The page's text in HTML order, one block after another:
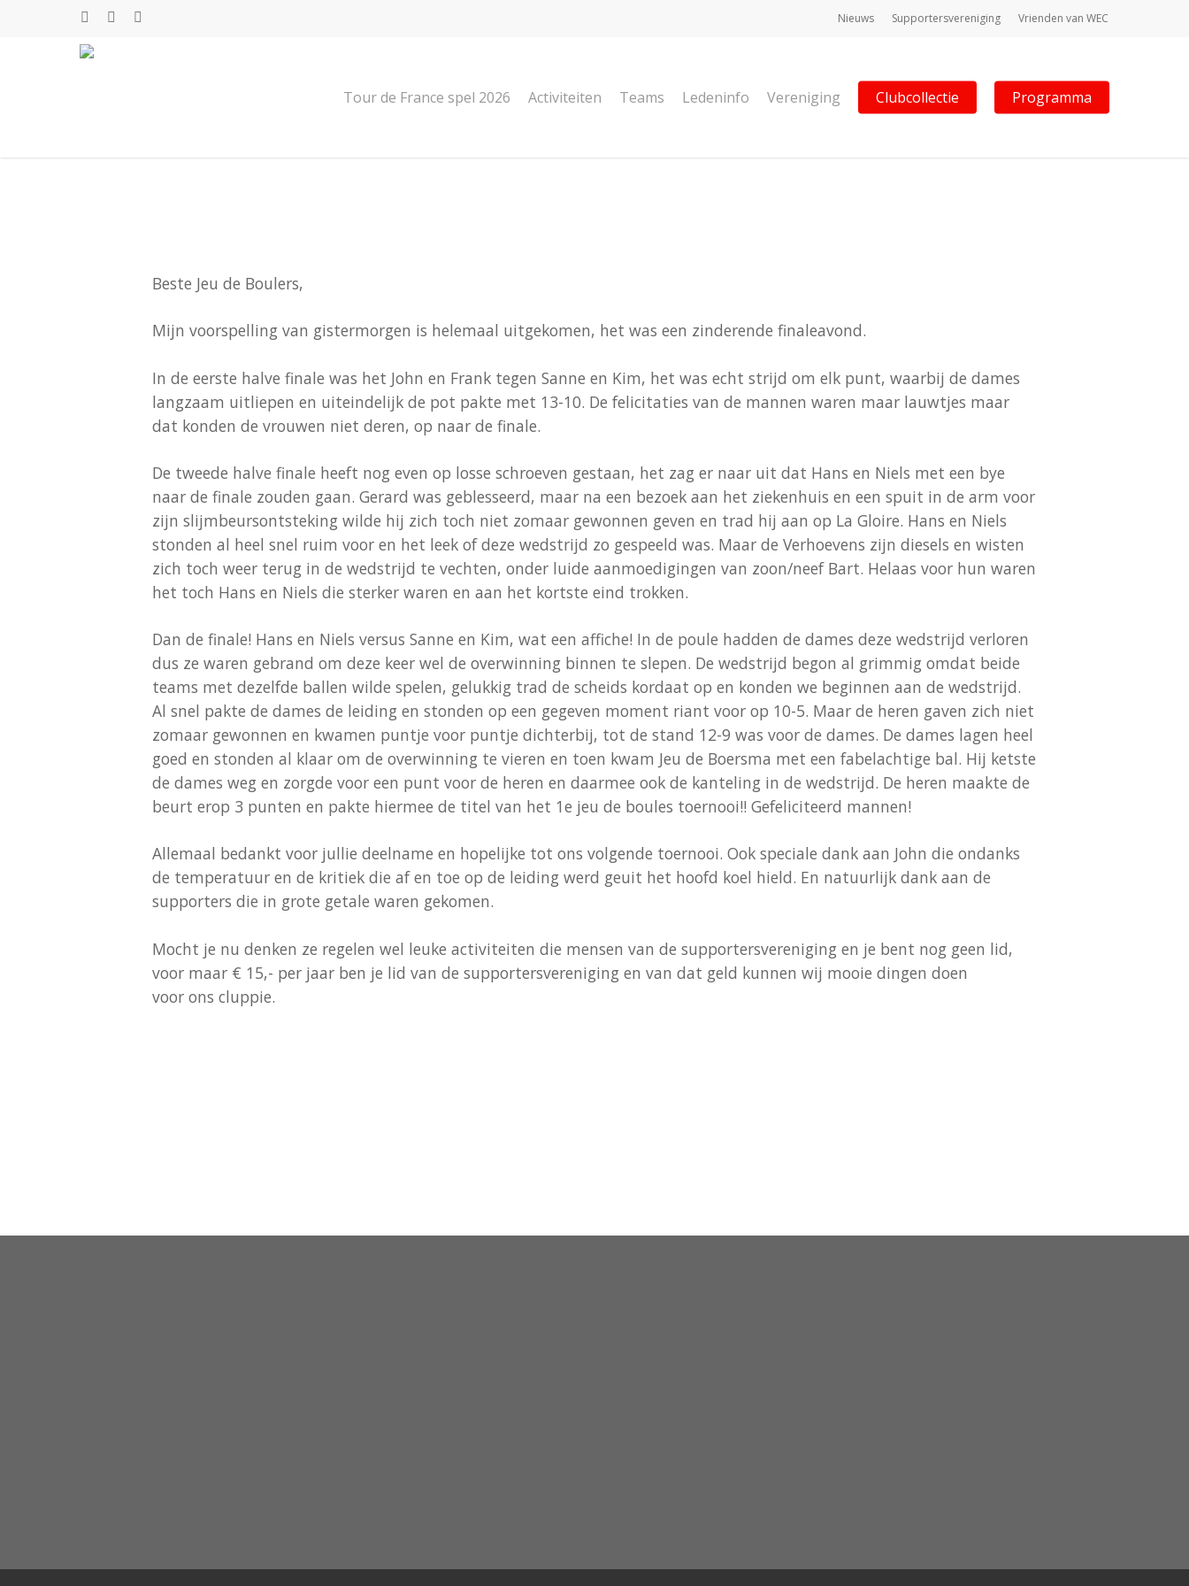
facebookinstagram
email Nieuws Supportersvereniging Vrienden van WEC
Tour de France spel 2026 Activiteiten Teams Ledeninfo Vereniging Clubcollectie Programma
DIT ZIJN DE WINNAARS VAN HET JEU DE BOULES TOERNOOI
Supportersvereniging
Beste Jeu de Boulers,
Mijn voorspelling van gistermorgen is helemaal uitgekomen, het was een zinderende finaleavond.
In de eerste halve finale was het John en Frank tegen Sanne en Kim, het was echt strijd om elk punt, waarbij de dames
langzaam uitliepen en uiteindelijk de pot pakte met 13-10. De felicitaties van de mannen waren maar lauwtjes maar
dat konden de vrouwen niet deren, op naar de finale.
De tweede halve finale heeft nog even op losse schroeven gestaan, het zag er naar uit dat Hans en Niels met een bye
naar de finale zouden gaan. Gerard was geblesseerd, maar na een bezoek aan het ziekenhuis en een spuit in de arm voor
zijn slijmbeursontsteking wilde hij zich toch niet zomaar gewonnen geven en trad hij aan op La Gloire. Hans en Niels
stonden al heel snel ruim voor en het leek of deze wedstrijd zo gespeeld was. Maar de Verhoevens zijn diesels en wisten
zich toch weer terug in de wedstrijd te vechten, onder luide aanmoedigingen van zoon/neef Bart. Helaas voor hun waren
het toch Hans en Niels die sterker waren en aan het kortste eind trokken.
Dan de finale! Hans en Niels versus Sanne en Kim, wat een affiche! In de poule hadden de dames deze wedstrijd verloren
dus ze waren gebrand om deze keer wel de overwinning binnen te slepen. De wedstrijd begon al grimmig omdat beide
teams met dezelfde ballen wilde spelen, gelukkig trad de scheids kordaat op en konden we beginnen aan de wedstrijd.
Al snel pakte de dames de leiding en stonden op een gegeven moment riant voor op 10-5. Maar de heren gaven zich niet
zomaar gewonnen en kwamen puntje voor puntje dichterbij, tot de stand 12-9 was voor de dames. De dames lagen heel
goed en stonden al klaar om de overwinning te vieren en toen kwam Jeu de Boersma met een fabelachtige bal. Hij ketste
de dames weg en zorgde voor een punt voor de heren en daarmee ook de kanteling in de wedstrijd. De heren maakte de
beurt erop 3 punten en pakte hiermee de titel van het 1e jeu de boules toernooi!! Gefeliciteerd mannen!
Allemaal bedankt voor jullie deelname en hopelijke tot ons volgende toernooi. Ook speciale dank aan John die ondanks
de temperatuur en de kritiek die af en toe op de leiding werd geuit het hoofd koel hield. En natuurlijk dank aan de
supporters die in grote getale waren gekomen.
Mocht je nu denken ze regelen wel leuke activiteiten die mensen van de supportersvereniging en je bent nog geen lid,
voor maar € 15,- per jaar ben je lid van de supportersvereniging en van dat geld kunnen wij mooie dingen doen
voor ons cluppie.